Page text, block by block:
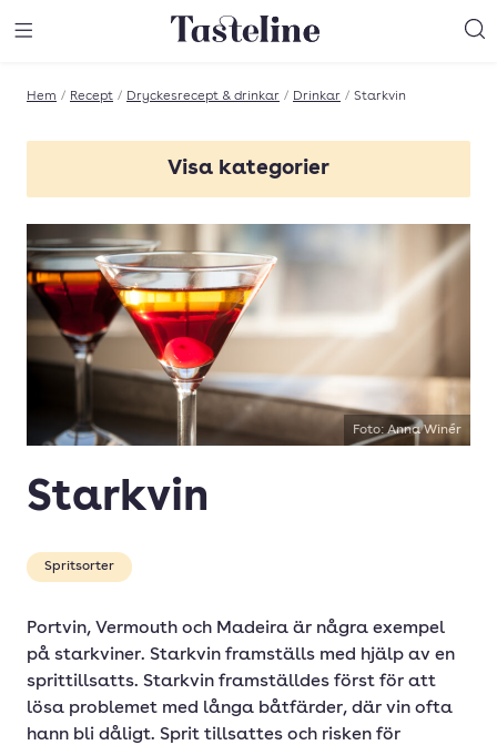
Till Tastelines startsida
Hem / Recept / Dryckesrecept & drinkar / Drinkar / Starkvin
Visa kategorier
Martini Rosso
Foto: Anna Winér
Starkvin
Spritsorter
Portvin, Vermouth och Madeira är några exempel
på starkviner. Starkvin framställs med hjälp av en
sprittillsatts. Starkvin framställdes först för att
lösa problemet med långa båtfärder, där vin ofta
hann bli dåligt. Sprit tillsattes och risken för